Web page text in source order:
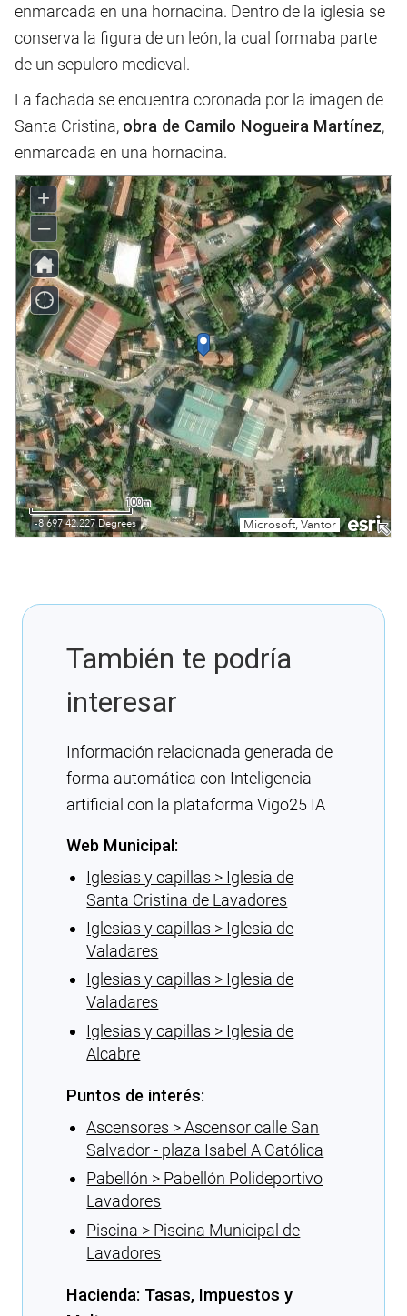
enmarcada en una hornacina. Dentro de la iglesia se
conserva la figura de un león, la cual formaba parte
de un sepulcro medieval.
La fachada se encuentra coronada por la imagen de
Santa Cristina, obra de Camilo Nogueira Martínez,
enmarcada en una hornacina.
También te podría
interesar
Información relacionada generada de
forma automática con Inteligencia
artificial con la plataforma Vigo25 IA
Web Municipal:
Iglesias y capillas > Iglesia de
Santa Cristina de Lavadores
Iglesias y capillas > Iglesia de
Valadares
Iglesias y capillas > Iglesia de
Valadares
Iglesias y capillas > Iglesia de
Alcabre
Puntos de interés:
Ascensores > Ascensor calle San
Salvador - plaza Isabel A Católica
Pabellón > Pabellón Polideportivo
Lavadores
Piscina > Piscina Municipal de
Lavadores
Hacienda: Tasas, Impuestos y